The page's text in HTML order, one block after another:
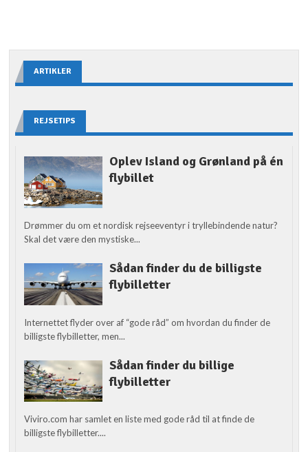
ARTIKLER
REJSETIPS
Oplev Island og Grønland på én
flybillet
Drømmer du om et nordisk rejseeventyr i tryllebindende natur?
Skal det være den mystiske...
Sådan finder du de billigste
flybilletter
Internettet flyder over af “gode råd” om hvordan du finder de
billigste flybilletter, men...
Sådan finder du billige
flybilletter
Viviro.com har samlet en liste med gode råd til at finde de
billigste flybilletter....